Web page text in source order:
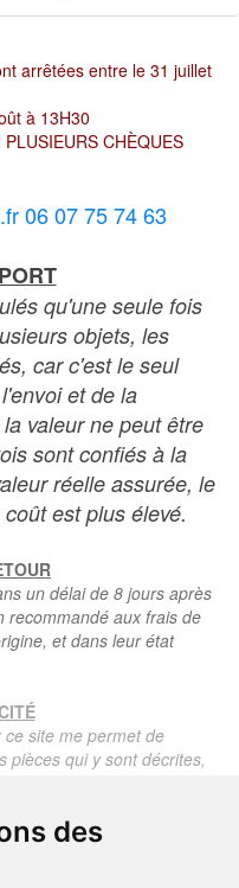
des
arrêtées entre le 31 juillet
à 13H30
CHÈQUES
06 07 75 74 63
qu'une seule fois
objets, les
car c'est le seul
et de la
valeur ne peut être
sont confiés à la
réelle assurée, le
est plus élevé.
un délai de 8 jours après
recommandé aux frais de
et dans leur état
site me permet de
pièces qui y sont décrites,
d'époque et authentiques,
description.
la description
accompagné d'une
est communiqué